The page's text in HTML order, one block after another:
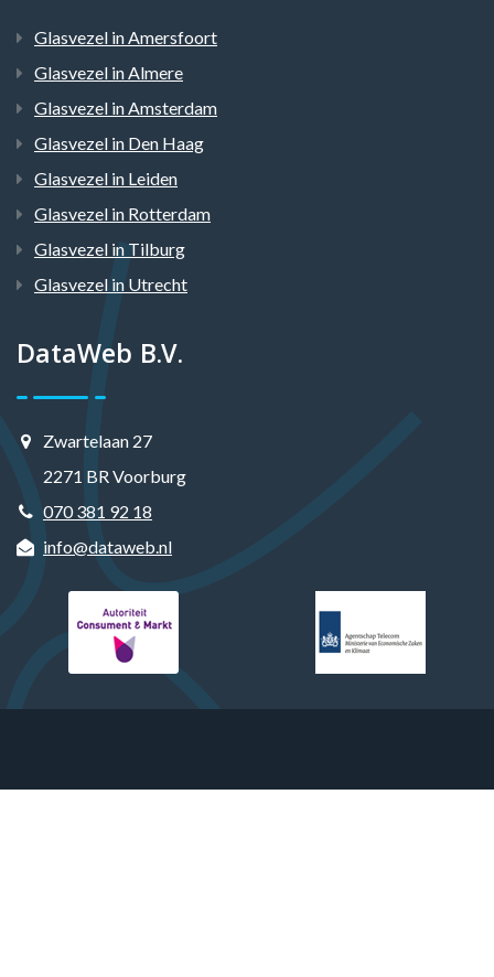
Glasvezel in Amersfoort
Glasvezel in Almere
Glasvezel in Amsterdam
Glasvezel in Den Haag
Glasvezel in Leiden
Glasvezel in Rotterdam
Glasvezel in Tilburg
Glasvezel in Utrecht
DataWeb B.V.
Zwartelaan 27
2271 BR Voorburg
070 381 92 18
info@dataweb.nl